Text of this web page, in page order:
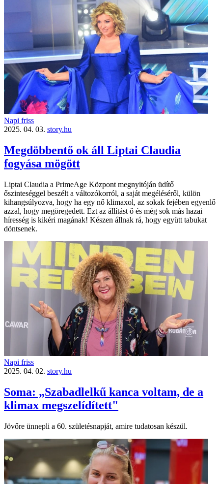
Napi friss
2025. 04. 03. story.hu
Megdöbbentő ok áll Liptai Claudia
fogyása mögött
Liptai Claudia a PrimeAge Központ megnyitóján üdítő
őszinteséggel beszélt a változókorról, a saját megéléséről, külön
kihangsúlyozva, hogy ha egy nő klimaxol, az sokak fejében egyenlő
azzal, hogy megöregedett. Ezt az állítást ő és még sok más hazai
híresség is kikéri magának! Készen állnak rá, hogy együtt tabukat
döntsenek.
Napi friss
2025. 04. 02. story.hu
Soma: „Szabadlelkű kanca voltam, de a
klimax megszelídített"
Jövőre ünnepli a 60. születésnapját, amire tudatosan készül.